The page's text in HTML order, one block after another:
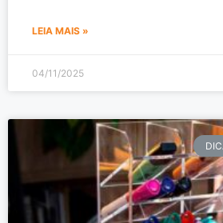
LEIA MAIS »
04/11/2025